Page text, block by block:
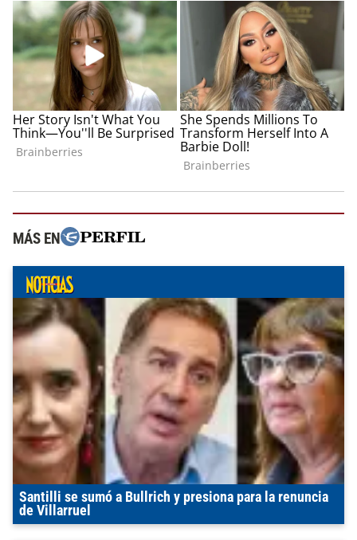
MÁS EN
Santilli se sumó a Bullrich y presiona para la renuncia
de Villarruel